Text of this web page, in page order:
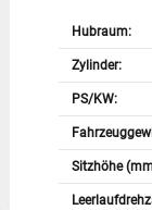
Hubraum:
Zylinder:
PS/KW:
Sitzhöhe